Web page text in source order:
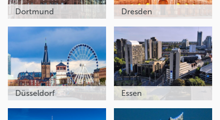
Dortmund Dresden
Düsseldorf Essen